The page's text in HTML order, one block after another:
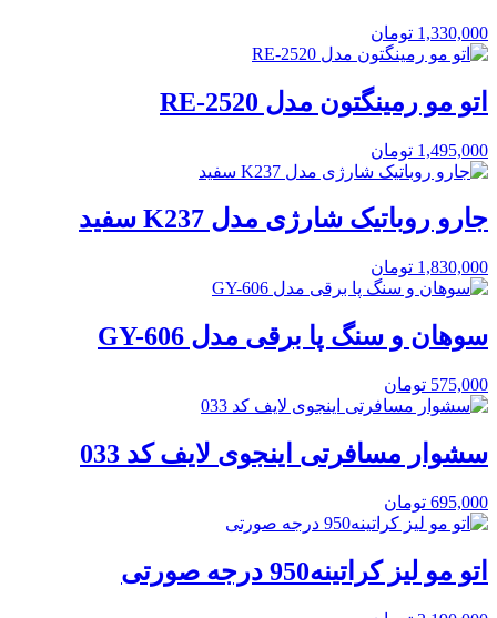
1,330,000 تومان
اتو مو رمینگتون مدل RE-2520
1,495,000 تومان
جارو روباتیک شارژی مدل K237 سفید
1,830,000 تومان
سوهان و سنگ پا برقی مدل GY-606
575,000 تومان
سشوار مسافرتی اینجوی لایف کد 033
695,000 تومان
اتو مو لیز کراتینه950 درجه صورتی